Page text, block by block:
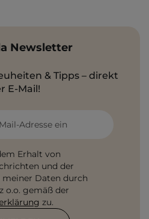
Newsletter
& Tipps – direkt
E-Mail!
Adresse ein
Erhalt von
und der
Daten durch
o.o. gemäß der
zu.